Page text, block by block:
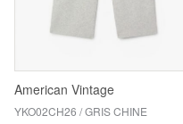
American Vintage
YKO02CH26 / GRIS CHINE